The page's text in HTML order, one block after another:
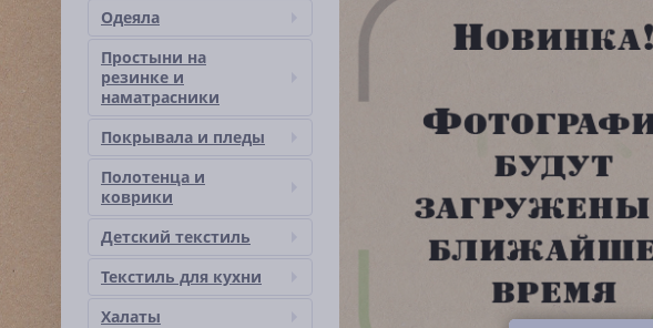
Одеяла
Простыни на
резинке и
наматраcники
Покрывала и пледы
Полотенца и
коврики
Детский текстиль
Текстиль для кухни
Халаты